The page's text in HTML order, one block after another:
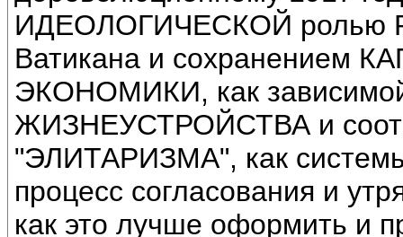
ИДЕОЛОГИЧЕСКОЙ ролью
Ватикана и сохранением
ЭКОНОМИКИ, как
ЖИЗНЕУСТРОЙСТВА и
"ЭЛИТАРИЗМА", как
процесс согласования и
как это лучше оформить и